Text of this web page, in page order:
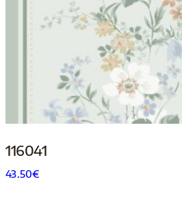
116041
43.50€